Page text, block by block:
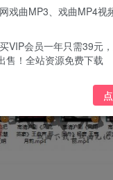
华雯 王文 袁兴官.mp4
》王盘声 邢月莉.mp4
舟》杨音 王惠丽.mp4
戏曲MP3、戏曲MP4视
VIP会员一年只需39元
售！全站资源免费下载